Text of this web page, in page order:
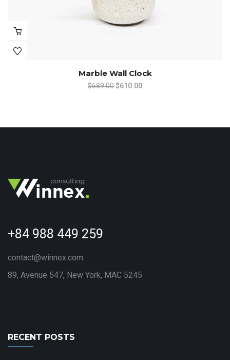
Marble Wall Clock
$689.00Original
$610.00Current
+84 988 449 259
contact@winnex.com
89, Avenue 547, New York, MAC 5245
RECENT POSTS